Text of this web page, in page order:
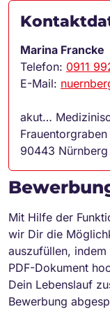
Marina Francke
Telefon: 0911
E-Mail:
akut…
Frauentorgraben
90443 Nürnberg
Mit Hilfe der
wir Dir die
auszufüllen,
PDF-Dokument
Dein Lebenslauf
Bewerbung